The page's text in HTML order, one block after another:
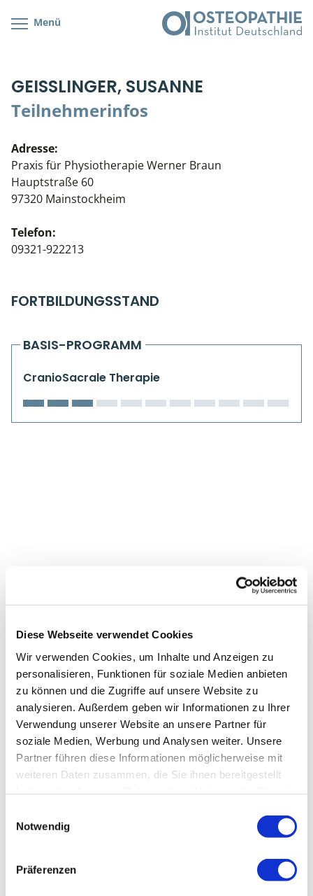
Diese Webseite verwendet Cookies
Wir verwenden Cookies, um Inhalte und Anzeigen zu
personalisieren, Funktionen für soziale Medien anbieten
zu können und die Zugriffe auf unsere Website zu
analysieren. Außerdem geben wir Informationen zu Ihrer
Verwendung unserer Website an unsere Partner für
soziale Medien, Werbung und Analysen weiter. Unsere
Partner führen diese Informationen möglicherweise mit
weiteren Daten zusammen, die Sie ihnen bereitgestellt
Notwendig
Präferenzen
Menü
GEISSLINGER, SUSANNE
Teilnehmerinfos
Adresse:
Praxis für Physiotherapie Werner Braun
Hauptstraße 60
97320 Mainstockheim
Telefon:
09321-922213
FORTBILDUNGSSTAND
BASIS-PROGRAMM
CranioSacrale Therapie
Cranial/Neurale Osteopathie
Parietale Osteopathie
Viszerale Osteopathie
Klinische & Praktische Kurse
Live Online-Kurse
Kursorte mit Kursangeboten
Bonus-Programm
Veranstaltungsticket DB
Wissenswertes
Teilnehmerliste
Stellenbörse
Soziales Engagement